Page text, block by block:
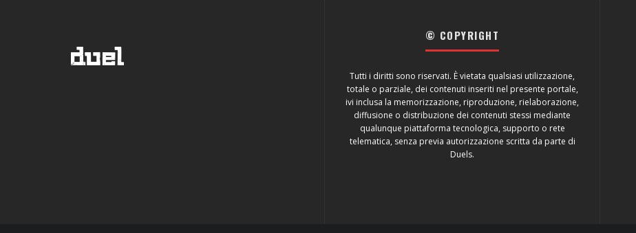
© COPYRIGHT
Tutti i diritti sono riservati. È vietata qualsiasi utilizzazione,
totale o parziale, dei contenuti inseriti nel presente portale,
ivi inclusa la memorizzazione, riproduzione, rielaborazione,
diffusione o distribuzione dei contenuti stessi mediante
qualunque piattaforma tecnologica, supporto o rete
telematica, senza previa autorizzazione scritta da parte di
Duels.